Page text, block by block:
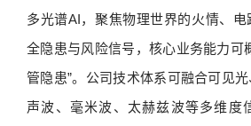
多光谱AI，聚焦物理世界的火情、
全隐患与风险信号，核心业务能力可
管隐患”。公司技术体系可融合可见光
声波、毫米波、太赫兹波等多维度